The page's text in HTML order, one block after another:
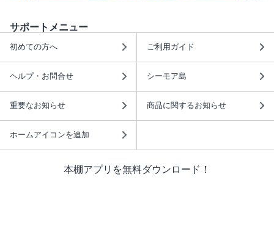
サポートメニュー
初めての方へ ご利用ガイド
ヘルプ・お問合せ シーモア島
重要なお知らせ 商品に関するお知らせ
ホームアイコンを追加
本棚アプリを無料ダウンロード！